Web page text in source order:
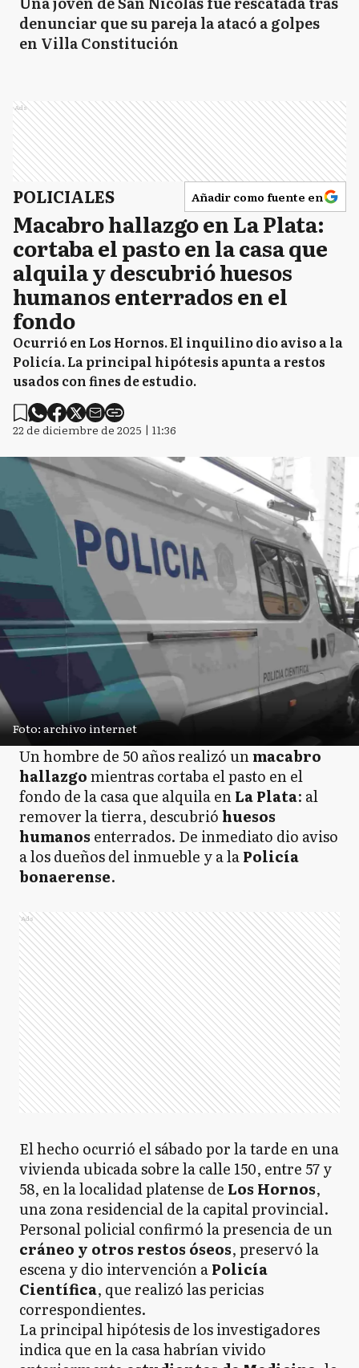
denunciar que su pareja la atacó a golpes
en Villa Constitución
Ads
POLICIALES Añadir como fuente en
Macabro hallazgo en La Plata:
cortaba el pasto en la casa que
alquila y descubrió huesos
humanos enterrados en el
fondo
Ocurrió en Los Hornos. El inquilino dio aviso a la
Policía. La principal hipótesis apunta a restos
usados con fines de estudio.
22 de diciembre de 2025 | 11:36
Foto: archivo internet
Un hombre de 50 años realizó unmacabro
hallazgomientras cortaba el pasto en el
fondo de la casa que alquila enLa Plata: al
remover la tierra, descubrió huesos
humanos enterrados. De inmediato dio aviso
a los dueños del inmueble y a laPolicía
bonaerense.
Ads
El hecho ocurrió el sábado por la tarde en una
vivienda ubicada sobre la calle 150, entre 57 y
58, en la localidad platense de Los Hornos,
una zona residencial de la capital provincial.
Personal policial confirmó la presencia de un
cráneo y otros restos óseos, preservó la
escena y dio intervención aPolicía
Científica, que realizó las pericias
correspondientes.
La principal hipótesis de los investigadores
indica que en la casa habrían vivido